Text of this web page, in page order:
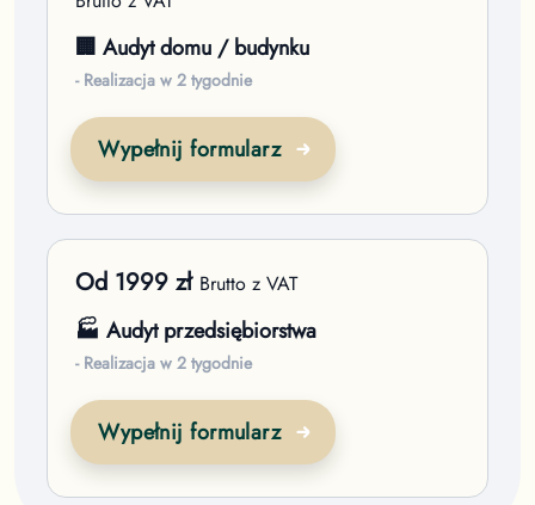
🏢 Audyt domu / budynku
- Realizacja w 2 tygodnie
Wypełnij formularz
Od 1999 zł Brutto z VAT
🏭 Audyt przedsiębiorstwa
- Realizacja w 2 tygodnie
Wypełnij formularz